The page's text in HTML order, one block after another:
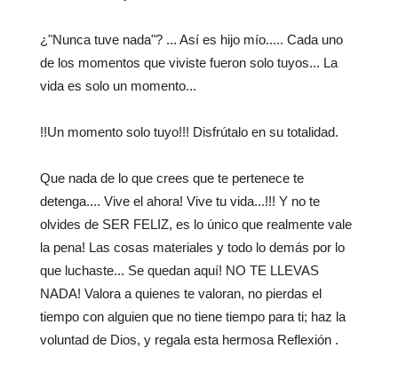
¿"Nunca tuve nada"? ... Así es hijo mío..... Cada uno
de los momentos que viviste fueron solo tuyos... La
vida es solo un momento...
!!Un momento solo tuyo!!! Disfrútalo en su totalidad.
Que nada de lo que crees que te pertenece te
detenga.... Vive el ahora! Vive tu vida...!!! Y no te
olvides de SER FELIZ, es lo único que realmente vale
la pena! Las cosas materiales y todo lo demás por lo
que luchaste... Se quedan aquí! NO TE LLEVAS
NADA! Valora a quienes te valoran, no pierdas el
tiempo con alguien que no tiene tiempo para ti; haz la
voluntad de Dios, y regala esta hermosa Reflexión .